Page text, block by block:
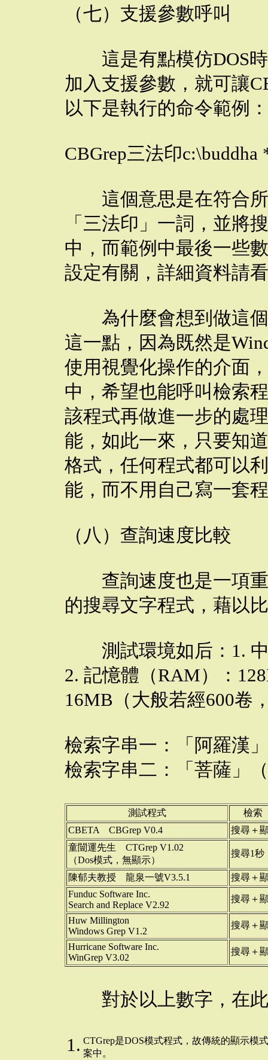
（七）支援參數呼叫
這是有點模仿DOS時
加入支援參數，就可讓
以下是執行的命令範例：
CBGrep三法印
這個意思是在符合所
「三法印」一詞，並將
中，而範例中最後一些
設定有關，詳細資料請
為什麼會想到做這個
這一點，因為既然是
使用視覺化操作的介面
中，希望也能呼叫檢索
該程式再做進一步的處
能，如此一來，只要知
格式，任何程式都可以
能，而不用自己寫一套
（八）查詢速度比較
查詢速度也是一項重
的搜尋文字程式，藉以
測試環境如后：1. 中
2. 記憶體（RAM）：
16MB（大般若經600卷
檢索字串一：「阿羅漢
檢索字串二：「菩薩」
測試程式
檢索
CBETA CBGrep V0.4
搜尋＋
童闓運先生 CTGrep V1.02
（Dos模式，無顯示）
搜尋1秒
陳郁夫教授 龍泉一號V3.5.1
搜尋＋
Funduc Software Inc.
Search and Replace V2.92
搜尋＋
Huw Millington
Windows Grep V1.2
搜尋＋
Hurricane Software Inc.
WinGrep V3.02
搜尋＋
對於以上數字，在此
1. CTGrep是DOS模式程式，故傳統的顯示模
案中。